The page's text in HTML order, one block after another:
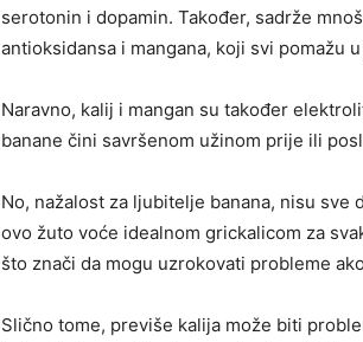
serotonin i dopamin. Također, sadrže
antioksidansa i mangana, koji svi pomažu
Naravno, kalij i mangan su također
banane čini savršenom užinom prije ili
No, nažalost za ljubitelje banana, nisu
ovo žuto voće idealnom grickalicom za
što znači da mogu uzrokovati probleme
Slično tome, previše kalija može biti